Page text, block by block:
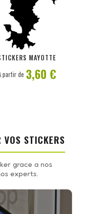
MAYOTTE
PERSONNALISER
partir de 3,60 €
STICKERS
grace a nos
experts.